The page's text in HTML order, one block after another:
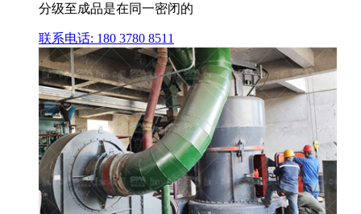
分级至成品是在同一密闭的
联系电话: 180 3780 8511